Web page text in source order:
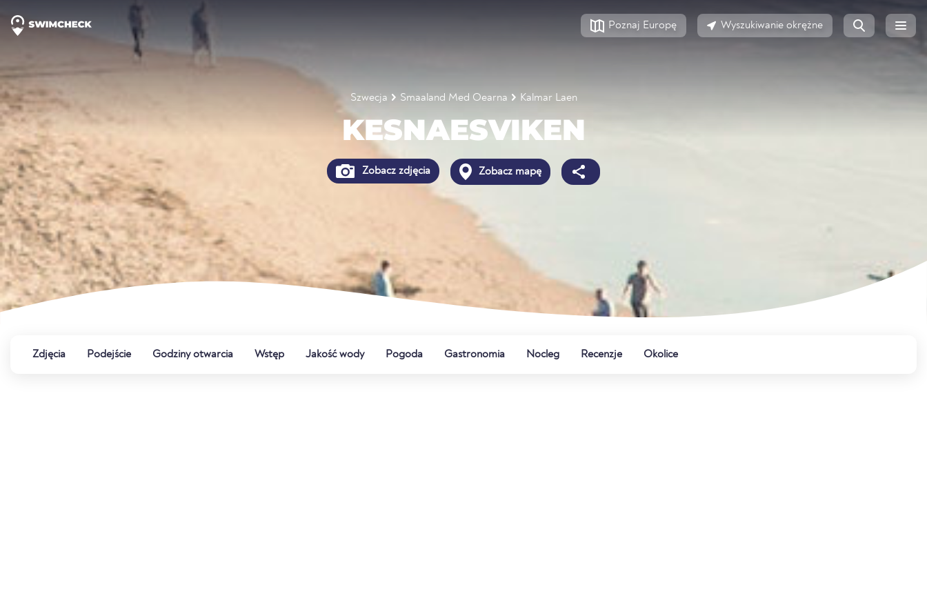
Poznaj Europę Wyszukiwanie okrężne
Szwecja Smaaland Med Oearna Kalmar Laen
KESNAESVIKEN
Zobacz zdjęcia Zobacz mapę
Zdjęcia Podejście Godziny otwarcia Wstęp Jakość wody Pogoda Gastronomia Nocleg Recenzje Okolice